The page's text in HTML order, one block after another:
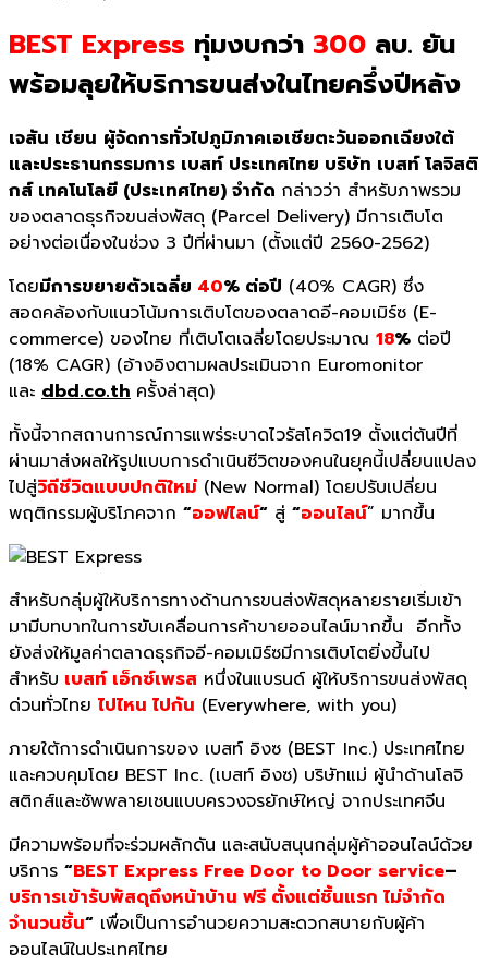
BEST Express ทุ่มงบกว่า 300 ลบ. ยัน
พร้อมลุยให้บริการขนส่งในไทยครึ่งปีหลัง
เจสัน เชียน ผู้จัดการทั่วไปภูมิภาคเอเชียตะวันออกเฉียงใต้
และประธานกรรมการ เบสท์ ประเทศไทย บริษัท เบสท์ โลจิสติ
กส์ เทคโนโลยี (ประเทศไทย) จำกัด กล่าวว่า สำหรับภาพรวม
ของตลาดธุรกิจขนส่งพัสดุ (Parcel Delivery) มีการเติบโต
อย่างต่อเนื่องในช่วง 3 ปีที่ผ่านมา (ตั้งแต่ปี 2560-2562)
โดยมีการขยายตัวเฉลี่ย 40% ต่อปี (40% CAGR) ซึ่ง
สอดคล้องกับแนวโน้มการเติบโตของตลาดอี-คอมเมิร์ซ (E-
commerce) ของไทย ที่เติบโตเฉลี่ยโดยประมาณ 18% ต่อปี
(18% CAGR) (อ้างอิงตามผลประเมินจาก Euromonitor
และ dbd.co.th ครั้งล่าสุด)
ทั้งนี้จากสถานการณ์การแพร่ระบาดไวรัสโควิด19 ตั้งแต่ต้นปีที่
ผ่านมาส่งผลให้รูปแบบการดำเนินชีวิตของคนในยุคนี้เปลี่ยนแปลง
ไปสู่วิถีชีวิตแบบปกติใหม่ (New Normal) โดยปรับเปลี่ยน
พฤติกรรมผู้บริโภคจาก “ออฟไลน์“ สู่ “ออนไลน์” มากขึ้น
สำหรับกลุ่มผู้ให้บริการทางด้านการขนส่งพัสดุหลายรายเริ่มเข้า
มามีบทบาทในการขับเคลื่อนการค้าขายออนไลน์มากขึ้น อีกทั้ง
ยังส่งให้มูลค่าตลาดธุรกิจอี-คอมเมิร์ซมีการเติบโตยิ่งขึ้นไป
สำหรับ เบสท์ เอ็กซ์เพรส หนึ่งในแบรนด์ ผู้ให้บริการขนส่งพัสดุ
ด่วนทั่วไทย ไปไหน ไปกัน (Everywhere, with you)
ภายใต้การดำเนินการของ เบสท์ อิงซ (BEST Inc.) ประเทศไทย
และควบคุมโดย BEST Inc. (เบสท์ อิงซ) บริษัทแม่ ผู้นำด้านโลจิ
สติกส์และซัพพลายเชนแบบครวงจรยักษ์ใหญ่ จากประเทศจีน
มีความพร้อมที่จะร่วมผลักดัน และสนับสนุนกลุ่มผู้ค้าออนไลน์ด้วย
บริการ “BEST Express Free Door to Door service–
บริการเข้ารับพัสดุถึงหน้าบ้าน ฟรี ตั้งแต่ชิ้นแรก ไม่จำกัด
จำนวนชิ้น“ เพื่อเป็นการอำนวยความสะดวกสบายกับผู้ค้า
ออนไลน์ในประเทศไทย